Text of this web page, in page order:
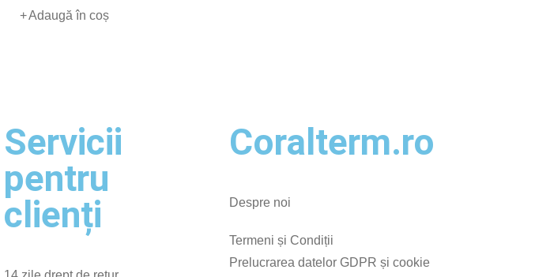
Adaugă în coș
Servicii
pentru
clienți
Coralterm.ro
Despre noi
Termeni și Condiții
Prelucrarea datelor GDPR și cookie